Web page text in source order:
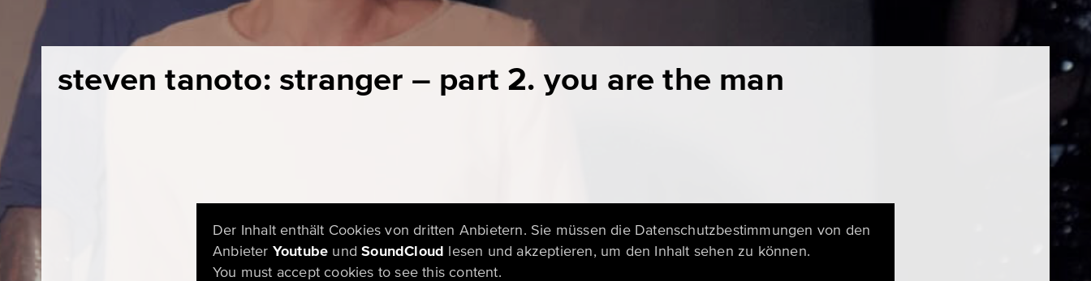
steven tanoto: stranger – part 2. you are the man
Der Inhalt enthält Cookies von dritten Anbietern. Sie müssen die Datenschutzbestimmungen von den
Anbieter Youtube undSoundCloud lesen und akzeptieren, um den Inhalt sehen zu können.
You must accept cookies to see this content.